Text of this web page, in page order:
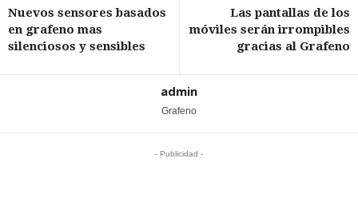
Nuevos sensores basados
en grafeno mas
silenciosos y sensibles
Las pantallas de los
móviles serán irrompibles
gracias al Grafeno
admin
Grafeno
- Publicidad -